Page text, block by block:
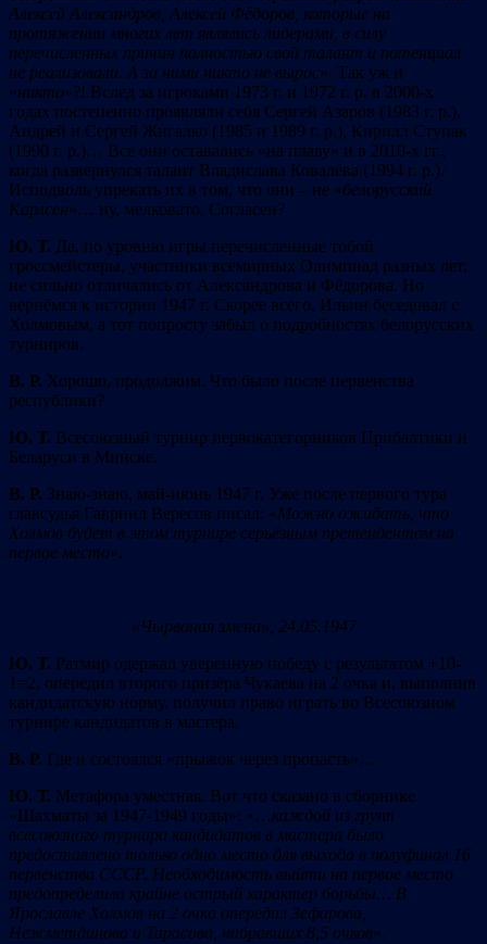
Алексей Александров, Алексей Фёдоров, которые на
протяжении многих лет являлись лидерами, в силу
перечисленных причин полностью свой талант и потенциал
не реализовали. А за ними никто не вырос». Так уж и
«никто»?! Вслед за игроками 1973 г. и 1972 г. р. в 2000-х
годах постепенно проявляли себя Сергей Азаров (1983 г. р.),
Андрей и Сергей Жигалко (1985 и 1989 г. р.), Кирилл Ступак
(1990 г. р.)… Все они оставались «на плаву» и в 2010-х гг.,
когда развернулся талант Владислава Ковалёва (1994 г. р.).
Исподволь упрекать их в том, что они – не «белорусский
Карлсен»… ну, мелковато. Согласен?
Ю. Т. Да, по уровню игры перечисленные тобой
гроссмейстеры, участники всемирных Олимпиад разных лет,
не сильно отличались от Александрова и Фёдорова. Но
вернёмся к истории 1947 г. Скорее всего, Ильин беседовал с
Холмовым, а тот попросту забыл о подробностях белорусских
турниров.
В. Р. Хорошо, продолжим. Что было после первенства
республики?
Ю. Т. Всесоюзный турнир первокатегорников Прибалтики и
Беларуси в Минске.
В. Р. Знаю-знаю, май-июнь 1947 г. Уже после первого тура
главсудья Гавриил Вересов писал: «Можно ожидать, что
Холмов будет в этом турнире серьёзным претендентом на
первое место».
«Чырвоная змена», 24.05.1947
Ю. Т. Ратмир одержал уверенную победу с результатом +10-
1=2, опередил второго призёра Чукаева на 2 очка и, выполнив
кандидатскую норму, получил право играть во Всесоюзном
турнире кандидатов в мастера.
В. Р. Где и состоялся «прыжок через пропасть»…
Ю. Т. Метафора уместная. Вот что сказано в сборнике
«Шахматы за 1947-1949 годы»: «…каждой из групп
всесоюзного турнира кандидатов в мастера было
предоставлено только одно место для выхода в полуфинал 16
первенства СССР. Необходимость выйти на первое место
предопределила крайне острый характер борьбы… В
Ярославле Холмов на 2 очка опередил Зефирова,
Нежметдинова и Тарасова, набравших 8,5 очков».